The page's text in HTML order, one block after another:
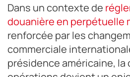
Dans un contexte de
douanière en perpétuelle
renforcée par les
commerciale
présidence américaine,